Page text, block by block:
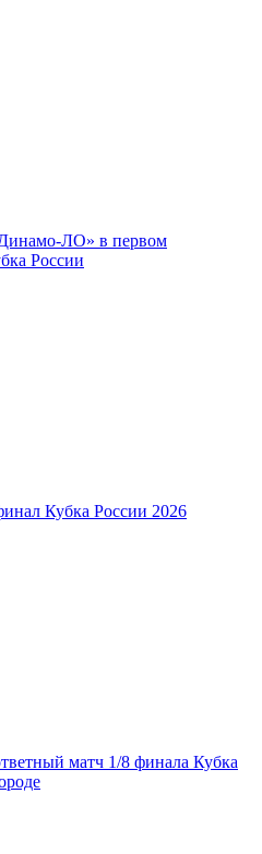
ЛО» в первом
России
Кубка России 2026
матч 1/8 финала Кубка